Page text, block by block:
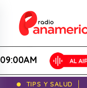
TIPS Y SALUD